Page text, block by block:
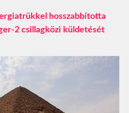
hosszabbította
2 csillagközi küldetését